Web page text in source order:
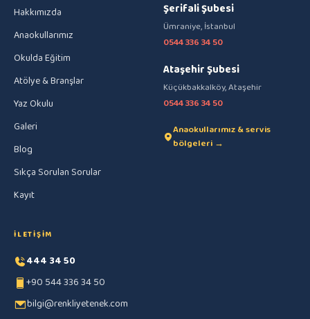
Hakkımızda
Anaokullarımız
Okulda Eğitim
Atölye & Branşlar
Yaz Okulu
Galeri
Blog
Sıkça Sorulan Sorular
Kayıt
Şerifali Şubesi
Ümraniye, İstanbul
0544 336 34 50
Ataşehir Şubesi
Küçükbakkalköy, Ataşehir
0544 336 34 50
Anaokullarımız & servis
bölgeleri →
İLETIŞIM
444 34 50
+90 544 336 34 50
bilgi@renkliyetenek.com